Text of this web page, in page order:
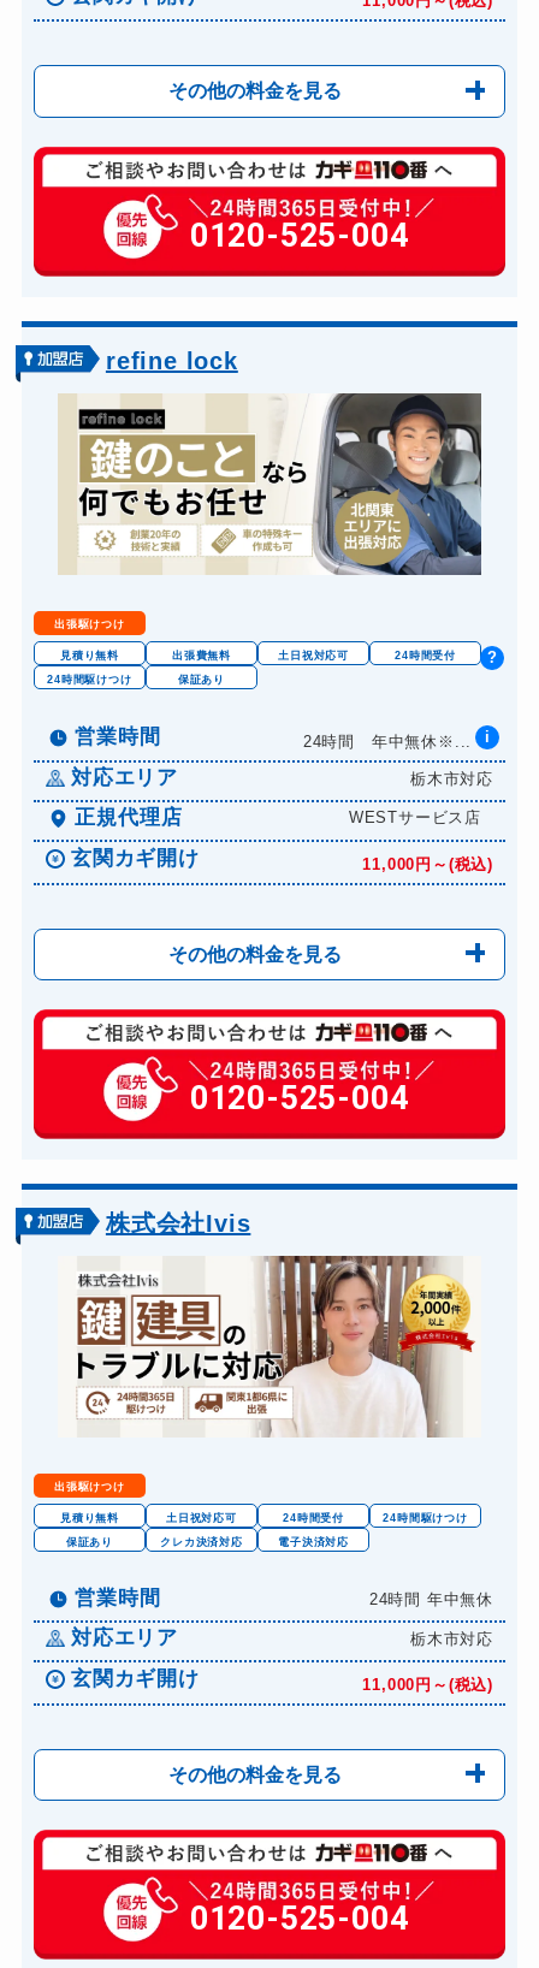
その他の料金を見る
玄関カギ修理 6,600円～(税込)
玄関カギ作成 14,300円～(税込)
玄関カギ交換 14,300円～(税込)
バイクカギ開け
バイクカギ作成 16,500円～(税込)
スーツケースカギ開け 8,800円～(税込)
スーツケースカギ作成 8,800円～(税込)
金庫カギ開け 14,300円～(税込)
金庫カギ修理 11,000円～(税込)
ロッカーカギ開け 8,800円～(税込)
ドアノブカギ開け
ドアノブカギ作成 8,800円～(税込)
ドアノブカギ交換 11,000円～(税込)
0120-525-004
refine lock
出張駆けつけ
見積り無料 出張費無料 土日祝対応可
24時間受付
24時間駆けつけ
保証あり
営業時間 24時間 年中無休※... i
対応エリア 栃木市対応
正規代理店 WESTサービス店
?
玄関カギ開け 11,000円～(税込)
その他の料金を見る
玄関カギ修理 6,600円～(税込)
玄関カギ作成 14,300円～(税込)
玄関カギ交換 14,300円～(税込)
バイクカギ開け
バイクカギ作成 16,500円～(税込)
スーツケースカギ開け 8,800円～(税込)
スーツケースカギ作成 8,800円～(税込)
金庫カギ開け 14,300円～(税込)
金庫カギ修理 11,000円～(税込)
金庫カギ交換
ロッカーカギ開け 8,800円～(税込)
ドアノブカギ開け
ドアノブカギ作成 8,800円～(税込)
ドアノブカギ交換 11,000円～(税込)
0120-525-004
株式会社Ivis
出張駆けつけ
見積り無料 土日祝対応可 24時間受付
24時間駆けつけ
保証あり
クレカ決済対応 電子決済対応
営業時間 24時間 年中無休
対応エリア 栃木市対応
玄関カギ開け 11,000円～(税込)
その他の料金を見る
玄関カギ修理 6,600円～(税込)
玄関カギ交換 14,300円～(税込)
金庫カギ開け 14,300円～(税込)
0120-525-004